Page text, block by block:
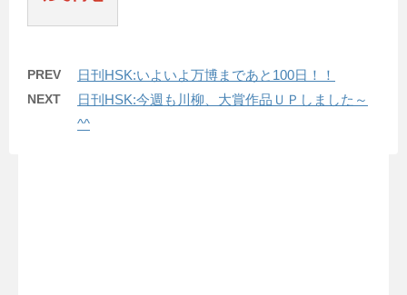
PREV 日刊HSK:いよいよ万博まであと100日！！
NEXT
日刊HSK:今週も川柳、大賞作品ＵＰしました～
^^